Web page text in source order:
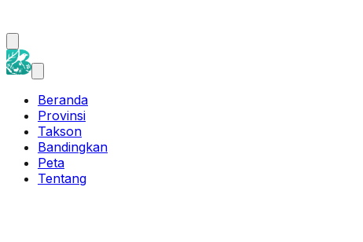
Beranda
Provinsi
Takson
Bandingkan
Peta
Tentang